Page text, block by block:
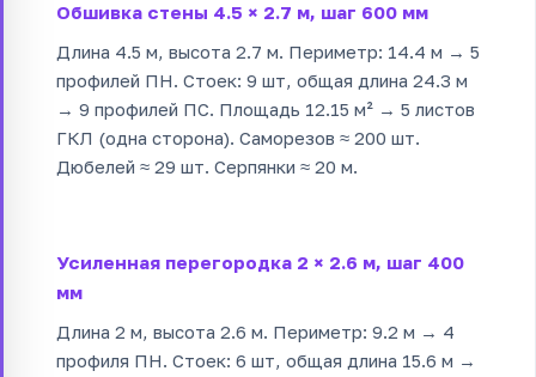
Обшивка стены 4.5 × 2.7 м, шаг 600 мм
Длина 4.5 м, высота 2.7 м. Периметр: 14.4 м → 5
профилей ПН. Стоек: 9 шт, общая длина 24.3 м
→ 9 профилей ПС. Площадь 12.15 м² → 5 листов
ГКЛ (одна сторона). Саморезов ≈ 200 шт.
Дюбелей ≈ 29 шт. Серпянки ≈ 20 м.
Усиленная перегородка 2 × 2.6 м, шаг 400
мм
Длина 2 м, высота 2.6 м. Периметр: 9.2 м → 4
профиля ПН. Стоек: 6 шт, общая длина 15.6 м →